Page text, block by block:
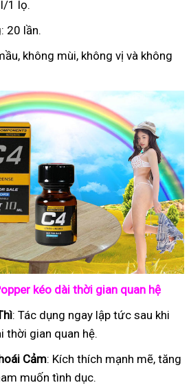
1 lọ.
20 lần.
không mùi, không vị và không
kéo dài thời gian quan hệ
: Tác dụng ngay lập tức sau khi
thời gian quan hệ.
Cảm: Kích thích mạnh mẽ, tăng
muốn tình dục.